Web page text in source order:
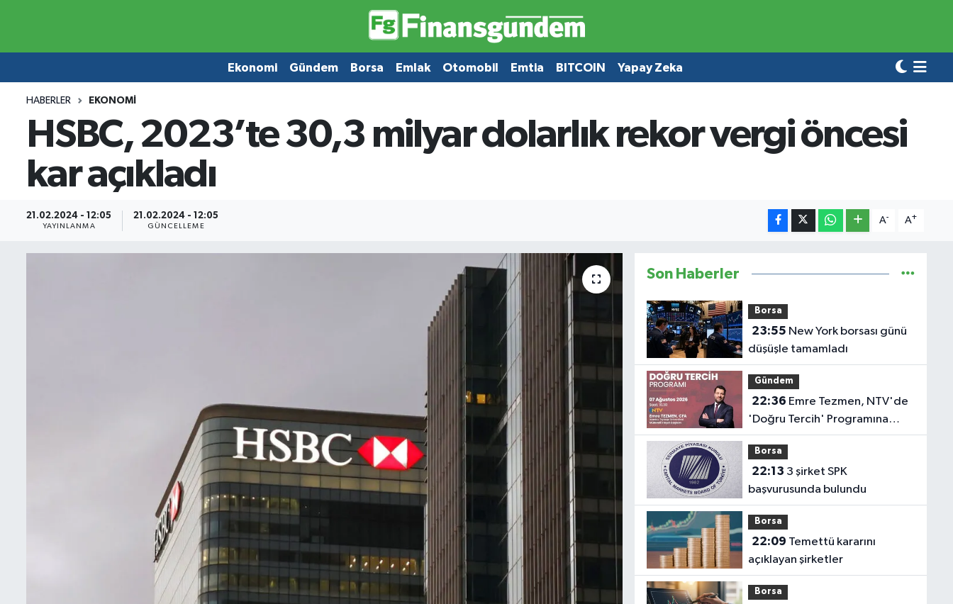
Ekonomi Gündem Borsa Emlak Otomobil Emtia BITCOIN Yapay Zeka
HABERLER EKONOMI
HSBC, 2023’te 30,3 milyar dolarlık rekor vergi öncesi
kar açıkladı
21.02.2024 - 12:05
YAYINLANMA
21.02.2024 - 12:05
GÜNCELLEME
A- A+
Son Haberler
Borsa
23:55
düşüşle tamamladı
Gündem
22:36
'Doğru Tercih' Programına
Konuk Olacak
Borsa
22:13
başvurusunda bulundu
Borsa
22:09
açıklayan şirketler
Borsa
Ekonomi
Borsa
Ekonomi
Borsa